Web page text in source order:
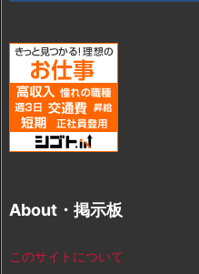
About・掲示板
このサイトについて